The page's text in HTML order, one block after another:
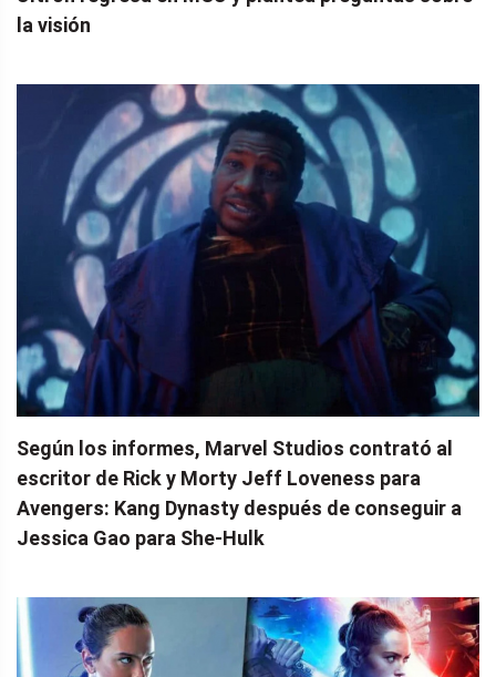
la visión
Según los informes, Marvel Studios contrató al
escritor de Rick y Morty Jeff Loveness para
Avengers: Kang Dynasty después de conseguir a
Jessica Gao para She-Hulk